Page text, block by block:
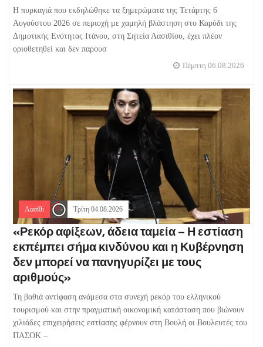
Η πυρκαγιά που εκδηλώθηκε τα ξημερώματα της Τετάρτης 6
Αυγούστου 2026 σε περιοχή με χαμηλή βλάστηση στο Καρύδι της
Δημοτικής Ενότητας Ιτάνου, στη Σητεία Λασιθίου, έχει πλέον
οριοθετηθεί και δεν παρουσ
Πέμπτη 06.08.2026
Λασίθι Τρίτη 04.08.2026
«Ρεκόρ αφίξεων, άδεια ταμεία – Η εστίαση
εκπέμπει σήμα κινδύνου και η Κυβέρνηση
δεν μπορεί να πανηγυρίζει με τους
αριθμούς»
Τη βαθιά αντίφαση ανάμεσα στα συνεχή ρεκόρ του ελληνικού
τουρισμού και στην πραγματική οικονομική κατάσταση που βιώνουν
χιλιάδες επιχειρήσεις εστίασης φέρνουν στη Βουλή οι Βουλευτές του
ΠΑΣΟΚ –